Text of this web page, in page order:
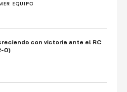
EQUIPO
con victoria ante el RC
0)